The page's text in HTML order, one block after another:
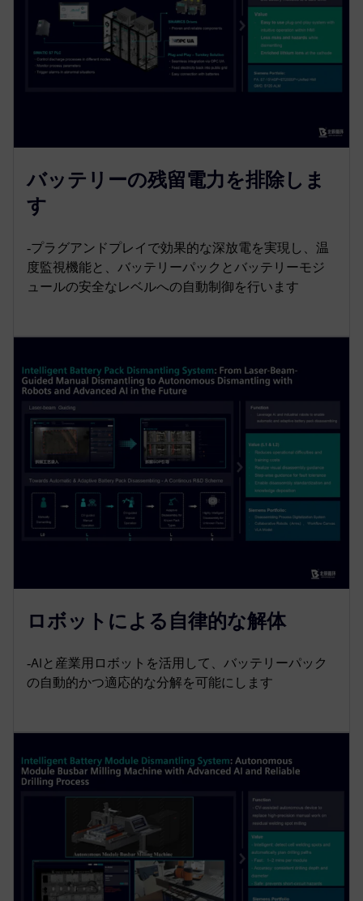
バッテリーの残留電力を排除しま
す
‐プラグアンドプレイで効果的な深放電を実現し、温
度監視機能と、バッテリーパックとバッテリーモジ
ュールの安全なレベルへの自動制御を行います
ロボットによる自律的な解体
‐AIと産業用ロボットを活用して、バッテリーパック
の自動的かつ適応的な分解を可能にします